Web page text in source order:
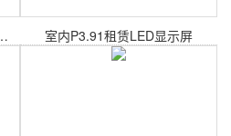
软模组软屏 室内P3.91租赁LED显示屏